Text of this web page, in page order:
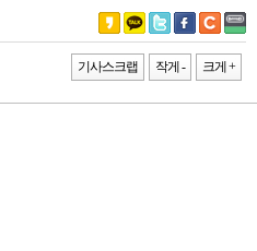
기사스크랩 작게 - 크게 +